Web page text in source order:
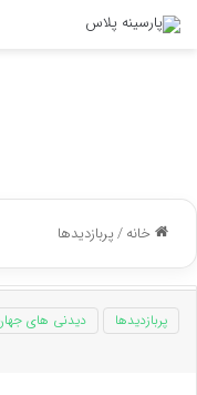
خانه/پربازدیدها
پربازدیدها دیدنی های